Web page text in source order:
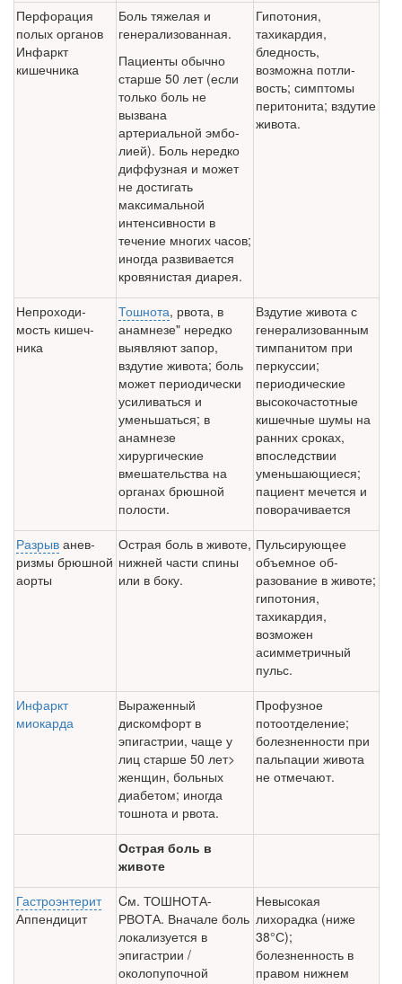
Перфорация
полых органов
Инфаркт
кишечника
Боль тяжелая и
генерализо­ванная.
Пациенты обычно
старше 50 лет (если
только боль не
вызвана
артериальной эмбо­
лией). Боль нередко
диф­фузная и может
не достигать
максимальной
интенсивно­сти в
течение многих часов;
иногда развивается
кровяни­стая диарея.
Гипотония,
тахикардия,
бледность,
возможна потли­
вость; симптомы
перитонита; вздутие
живота.
Непроходи­
мость кишеч­
ника
Тошнота, рвота, в
анамнезе" нередко
выявляют запор,
вздутие живота; боль
может периодически
усиливаться и
уменьшаться; в
анамнезе
хирургические
вмешательства на
органах брюшной
полости.
Вздутие живота с
генерализованным
тимпанитом при
перкуссии;
периодические
высокочастотные
кишечные шумы на
ранних сроках,
впоследствии
уменьшающиеся;
пациент мечется и
поворачивается
Разрыв анев­
ризмы брюш­ной
аорты
Острая боль в животе,
ниж­ней части спины
или в боку.
Пульсирующее
объемное об­
разование в животе;
гипото­ния,
тахикардия,
возможен
асимметричный
пульс.
Инфаркт
миокарда
Выраженный
дискомфорт в
эпигастрии, чаще у
лиц старше 50 лет>
женщин, больных
диабетом; иногда
тошнота и рвота.
Профузное
потоотделение;
болезненности при
пальпа­ции живота
не отмечают.
Острая боль в
животе
Гастроэнтерит
Аппендицит
Cм. ТОШНОТА-
РВОТА. Вначале боль
локализуется в
эпигастрии /
околопупоч­ной
Невысокая
лихорадка (ниже
38°С);
болезненность в
правом нижнем